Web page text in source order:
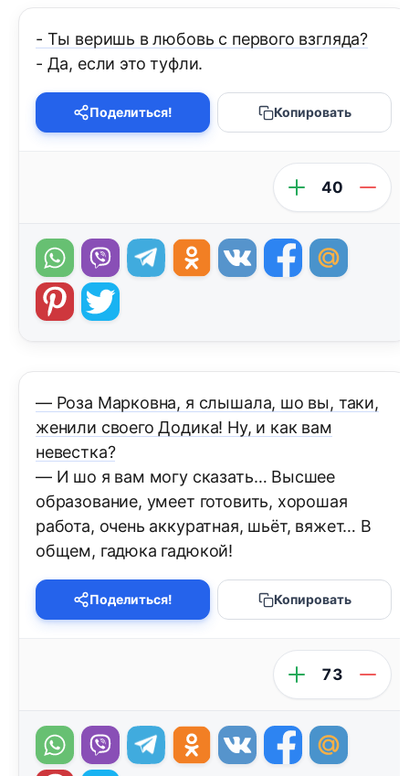
- Ты веришь в любовь с первого взгляда?
- Да, если это туфли.
Поделиться! Копировать
40
— Роза Марковна, я слышала, шо вы, таки,
женили своего Додика! Ну, и как вам
невестка?
— И шо я вам могу сказать… Высшее
образование, умеет готовить, хорошая
работа, очень аккуратная, шьёт, вяжет… В
общем, гадюка гадюкой!
Поделиться! Копировать
73